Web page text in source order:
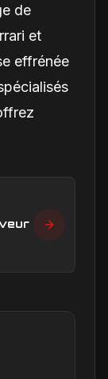
de
et
effrénée